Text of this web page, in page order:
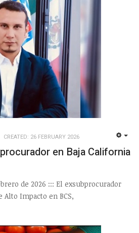
CREATED: 26 FEBRUARY 2026
en Baja California
de 2026 ::: El exsubprocurador
Impacto en BCS,